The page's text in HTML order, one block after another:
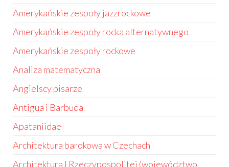
Amerykańskie zespoły jazzrockowe
Amerykańskie zespoły rocka alternatywnego
Amerykańskie zespoły rockowe
Analiza matematyczna
Angielscy pisarze
Antigua i Barbuda
Apataniidae
Architektura barokowa w Czechach
Architektura I Rzeczypospolitej (województwo